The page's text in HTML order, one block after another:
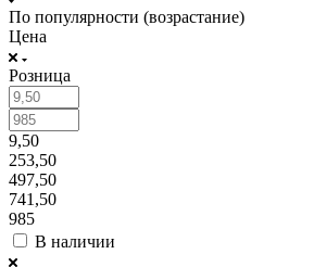
По популярности (возрастание)
Цена
Розница
9,50
253,50
497,50
741,50
985
В наличии